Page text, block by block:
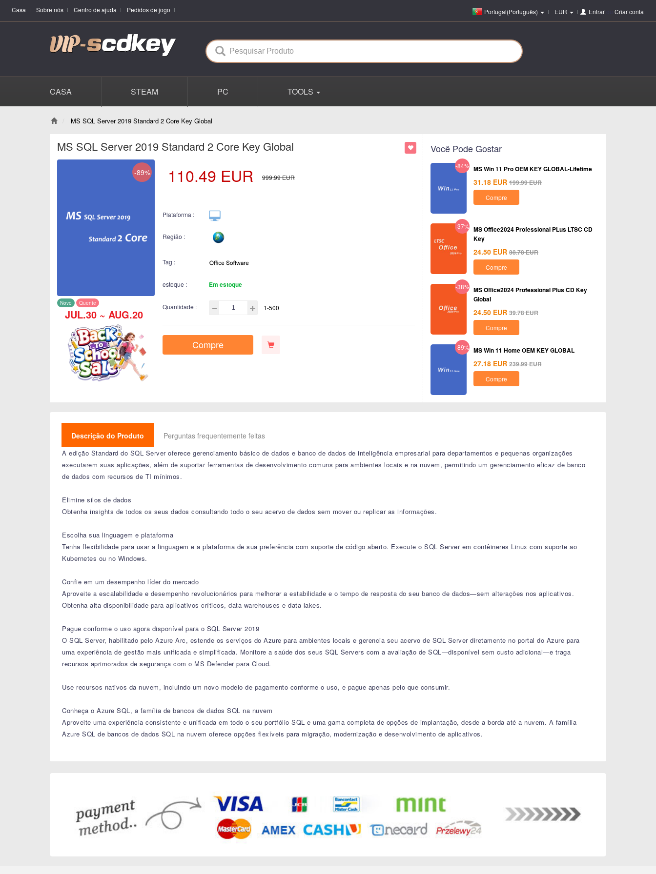
Casa Sobre nós Centro de ajuda Pedidos de jogo Portugal(Português) EUR Entrar ou Criar conta
CASA STEAM PC TOOLS
MS SQL Server 2019 Standard 2 Core Key Global
MS SQL Server 2019 Standard 2 Core Key Global
-89%
JUL.30 ~ AUG.20
Novo Quente
110.49 EUR 999.99EUR
Plataforma :
Região :
Tag :
estoque : Em estoque
Quantidade : 1-500
Compre
Você Pode Gostar
-84% MS Win 11 Pro OEM KEY GLOBAL-Lifetime
31.18 EUR 199.99EUR
Compre
-37% MS Office2024 Professional PLus LTSC CD
Key
24.50 EUR 38.78EUR
Compre
-38% MS Office2024 Professional Plus CD Key
Global
24.50 EUR 39.78EUR
Compre
-89% MS Win 11 Home OEM KEY GLOBAL
27.18 EUR 239.99EUR
Compre
Descrição do Produto Perguntas frequentemente feitas
A edição Standard do SQL Server oferece gerenciamento básico de dados e banco de dados de inteligência empresarial para departamentos e pequenas organizações
executarem suas aplicações, além de suportar ferramentas de desenvolvimento comuns para ambientes locais e na nuvem, permitindo um gerenciamento eficaz de banco
de dados com recursos de TI mínimos.
Elimine silos de dados
Obtenha insights de todos os seus dados consultando todo o seu acervo de dados sem mover ou replicar as informações.
Escolha sua linguagem e plataforma
Tenha flexibilidade para usar a linguagem e a plataforma de sua preferência com suporte de código aberto. Execute o SQL Server em contêineres Linux com suporte ao
Kubernetes ou no Windows.
Confie em um desempenho líder do mercado
Aproveite a escalabilidade e desempenho revolucionários para melhorar a estabilidade e o tempo de resposta do seu banco de dados—sem alterações nos aplicativos.
Obtenha alta disponibilidade para aplicativos críticos, data warehouses e data lakes.
Pague conforme o uso agora disponível para o SQL Server 2019
O SQL Server, habilitado pelo Azure Arc, estende os serviços do Azure para ambientes locais e gerencia seu acervo de SQL Server diretamente no portal do Azure para
uma experiência de gestão mais unificada e simplificada. Monitore a saúde dos seus SQL Servers com a avaliação de SQL—disponível sem custo adicional—e traga
recursos aprimorados de segurança com o MS Defender para Cloud.
Use recursos nativos da nuvem, incluindo um novo modelo de pagamento conforme o uso, e pague apenas pelo que consumir.
Conheça o Azure SQL, a família de bancos de dados SQL na nuvem​
Aproveite uma experiência consistente e unificada em todo o seu portfólio SQL e uma gama completa de opções de implantação, desde a borda até a nuvem. A família
Azure SQL de bancos de dados SQL na nuvem oferece opções flexíveis para migração, modernização e desenvolvimento de aplicativos.​